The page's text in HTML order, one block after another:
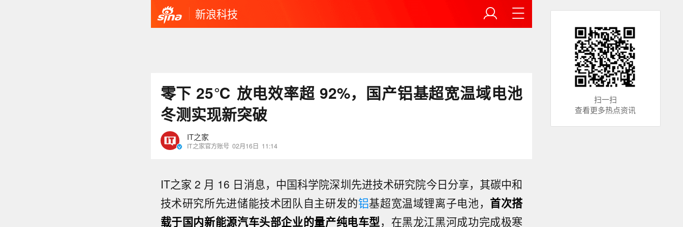
新浪科技
零下 25℃ 放电效率超 92%，国产铝基超宽温域电池
冬测实现新突破
IT之家
IT之家官方账号 02月16日 11:14
IT之家 2 月 16 日消息，中国科学院深圳先进技术研究院今日分享，其碳中和
技术研究所先进储能技术团队自主研发的铝基超宽温域锂离子电池， 首次搭
载于国内新能源汽车头部企业的量产纯电车型，在黑龙江黑河成功完成极寒
扫一扫
查看更多热点资讯